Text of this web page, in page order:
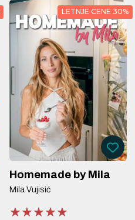
LETNJE CENE 30%
Homemade by Mila
Mila Vujisić
★★★★★
★★★★★
★★★★★